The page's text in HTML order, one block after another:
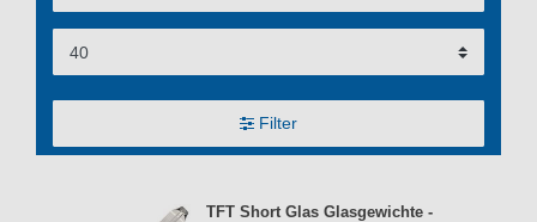
Filter
TFT Short Glas Glasgewichte -